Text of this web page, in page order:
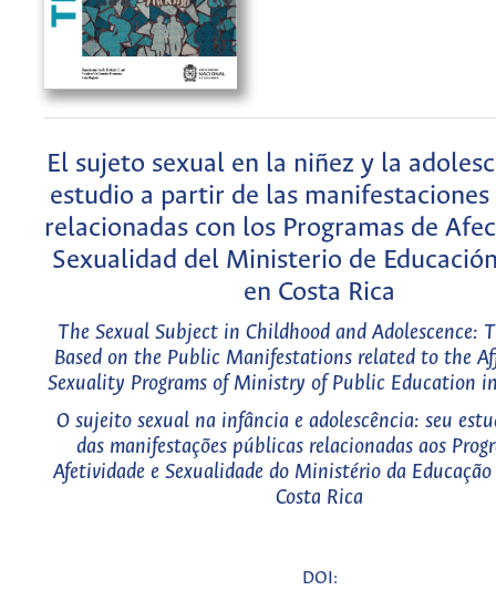
El sujeto sexual en la niñez y la
estudio a partir de las manifestaciones
relacionadas con los Programas de
Sexualidad del Ministerio de
en Costa Rica
The Sexual Subject in Childhood and Adolescence:
Based on the Public Manifestations related to the
Sexuality Programs of Ministry of Public Education
O sujeito sexual na infância e adolescência: seu
das manifestações públicas relacionadas aos
Afetividade e Sexualidade do Ministério da
Costa Rica
DOI: